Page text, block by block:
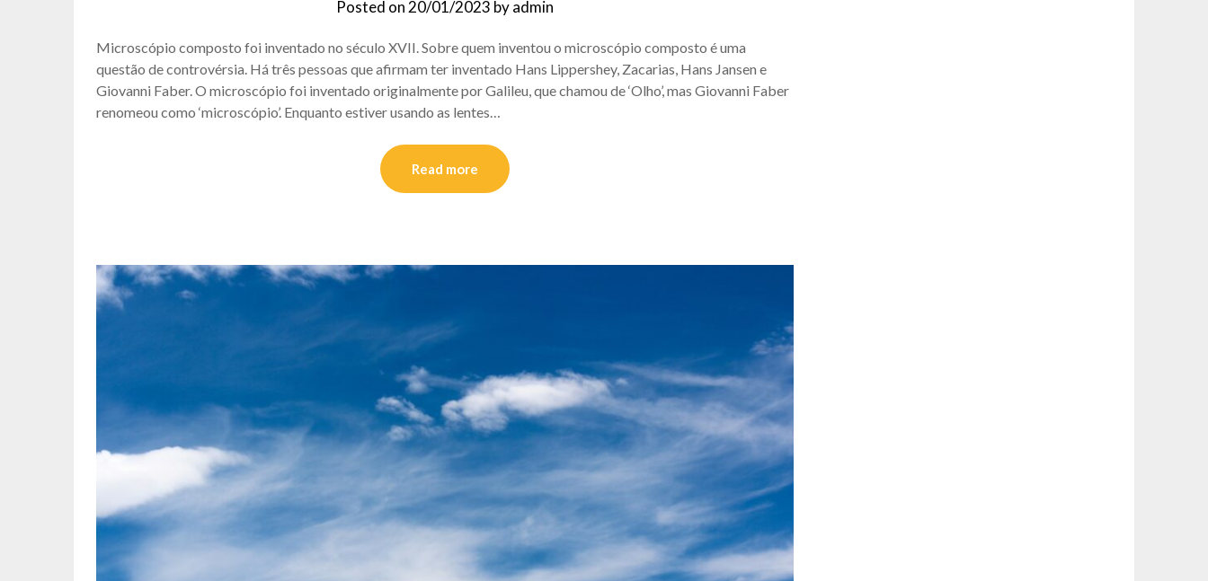
Posted on 20/01/2023 byadmin
Microscópio composto foi inventado no século XVII. Sobre quem inventou o microscópio composto é uma
questão de controvérsia. Há três pessoas que afirmam ter inventado Hans Lippershey, Zacarias, Hans Jansen e
Giovanni Faber. O microscópio foi inventado originalmente por Galileu, que chamou de ‘Olho’, mas Giovanni Faber
renomeou como ‘microscópio’. Enquanto estiver usando as lentes…
Read more